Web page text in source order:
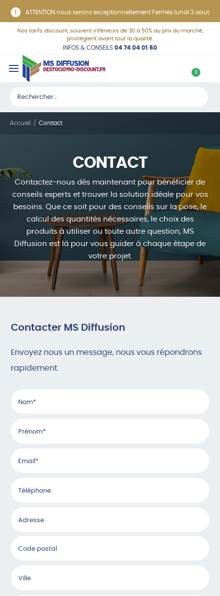
ATTENTION nous serons exceptionnellement Fermés lundi 3 aout
Nos tarifs discount, souvent inférieurs de 30 à 50% au prix du marché,
privilégient avant tout la qualité.
INFOS & CONSEILS 04 74 04 01 50
Rechercher :
0C
x
o
n
Accueil Contact
CONTACT
Contactez-nous dès maintenant pour bénéficier de
conseils experts et trouver la solution idéale pour vos
besoins. Que ce soit pour des conseils sur la pose, le
calcul des quantités nécessaires, le choix des
produits à utiliser ou toute autre question, MS
Diffusion est là pour vous guider à chaque étape de
votre projet.
Contacter MS Diffusion
Envoyez nous un message, nous vous répondrons
rapidement.
Panneau de gestion des cookies